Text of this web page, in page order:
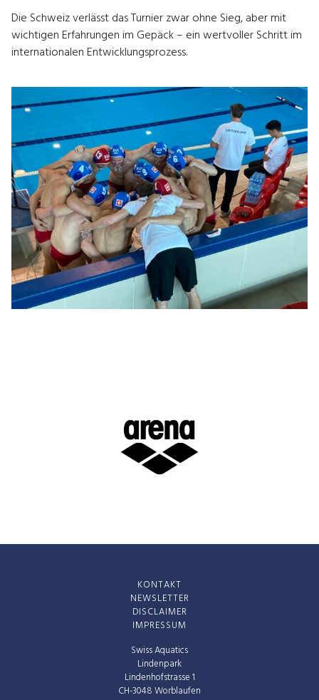
Die Schweiz verlässt das Turnier zwar ohne Sieg, aber mit
wichtigen Erfahrungen im Gepäck – ein wertvoller Schritt im
internationalen Entwicklungsprozess.
Swiss Aquatics
Lindenpark
Lindenhofstrasse 1
CH-3048 Worblaufen
KONTAKT
NEWSLETTER
DISCLAIMER
IMPRESSUM